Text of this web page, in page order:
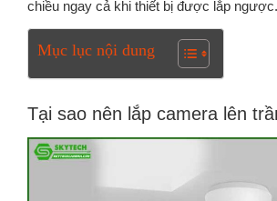
chiều ngay cả khi thiết bị được lắp ngược.
Mục lục nội dung
Tại sao nên lắp camera lên